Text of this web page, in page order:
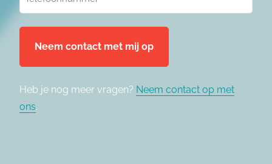
Heb je nog meer vragen? Neem contact op met
ons.